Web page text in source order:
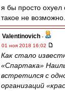
я бы просто охуел
такое не возможно.
Valentinovich -
01 ноя 2018 16:02
Как стало
«Спартака»
встретился с
организаций